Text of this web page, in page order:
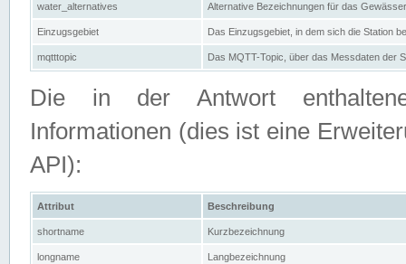
water_alternatives Alternative Bezeichnungen für das
Einzugsgebiet Das Einzugsgebiet, in dem sich die Station
mqtttopic Das MQTT-Topic, über das Messdaten der
Die in der Antwort
Informationen (dies ist eine
API):
Attribut Beschreibung
shortname Kurzbezeichnung
longname Langbezeichnung